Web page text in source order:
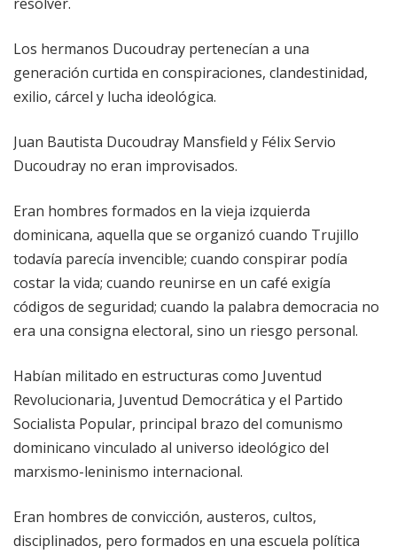
Los hermanos Ducoudray pertenecían a una
generación curtida en conspiraciones, clandestinidad,
exilio, cárcel y lucha ideológica.
Juan Bautista Ducoudray Mansfield y Félix Servio
Ducoudray no eran improvisados.
Eran hombres formados en la vieja izquierda
dominicana, aquella que se organizó cuando Trujillo
todavía parecía invencible; cuando conspirar podía
costar la vida; cuando reunirse en un café exigía
códigos de seguridad; cuando la palabra democracia no
era una consigna electoral, sino un riesgo personal.
Habían militado en estructuras como Juventud
Revolucionaria, Juventud Democrática y el Partido
Socialista Popular, principal brazo del comunismo
dominicano vinculado al universo ideológico del
marxismo-leninismo internacional.
Eran hombres de convicción, austeros, cultos,
disciplinados, pero formados en una escuela política